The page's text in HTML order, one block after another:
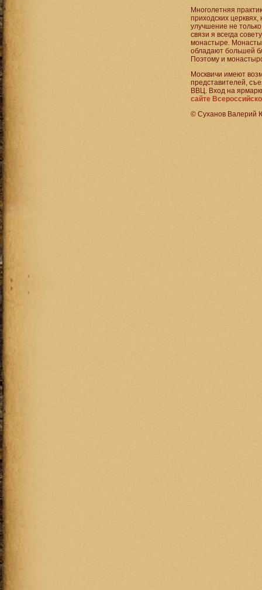
Многолетняя
приходских
улучшение не
связи я всегда
монастыре.
обладают большей
Поэтому и
Москвичи имеют
представителей,
ВВЦ. Вход на
сайте
© Суханов Валерий